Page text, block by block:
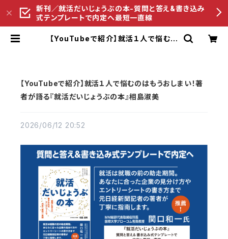
新刊／就活だいじょうぶの本-質問と答え&書き込み
式テンプレートで内定へ最短一直線
【YouTubeで紹介】就活１人で悩むの
【YouTubeで紹介】就活１人で悩むのはもうおしまい！著
者が語る『就活だいじょうぶの本』相島淑美
2026/06/12 20:52